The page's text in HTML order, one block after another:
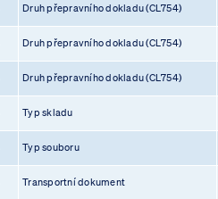
Druh přepravního dokladu (CL754)
Druh přepravního dokladu (CL754)
Druh přepravního dokladu (CL754)
Typ skladu
Typ souboru
Transportní dokument